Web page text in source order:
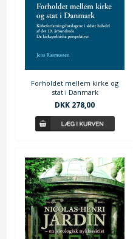
Forholdet mellem kirke og
stat i Danmark
DKK 278,00